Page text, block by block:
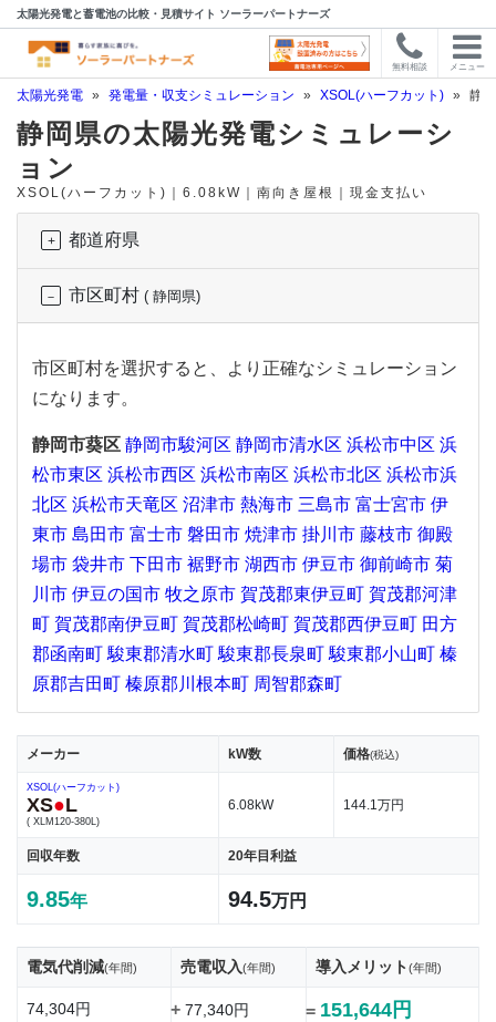
太陽光発電と蓄電池の比較・見積サイト ソーラーパートナーズ
無料相談 メニュー
太陽光発電 » 発電量・収支シミュレーション » XSOL(ハーフカット) » 静
静岡県の太陽光発電シミュレーシ
ョン
XSOL(ハーフカット)｜6.08kW｜南向き屋根｜現金支払い
都道府県
市区町村 ( 静岡県)
市区町村を選択すると、より正確なシミュレーション
になります。
静岡市葵区 静岡市駿河区 静岡市清水区 浜松市中区 浜
松市東区 浜松市西区 浜松市南区 浜松市北区 浜松市浜
北区 浜松市天竜区 沼津市 熱海市 三島市 富士宮市 伊
東市 島田市 富士市 磐田市 焼津市 掛川市 藤枝市 御殿
場市 袋井市 下田市 裾野市 湖西市 伊豆市 御前崎市 菊
川市 伊豆の国市 牧之原市 賀茂郡東伊豆町 賀茂郡河津
町 賀茂郡南伊豆町 賀茂郡松崎町 賀茂郡西伊豆町 田方
郡函南町 駿東郡清水町 駿東郡長泉町 駿東郡小山町 榛
原郡吉田町 榛原郡川根本町 周智郡森町
メーカー kW数 価格(税込)
XSOL(ハーフカット)
XS●L
( XLM120-380L)
6.08kW 144.1万円
回収年数 20年目利益
9.85年 94.5万円
電気代削減(年間) 売電収入(年間) 導入メリット(年間)
74,304円 +77,340円 = 151,644円